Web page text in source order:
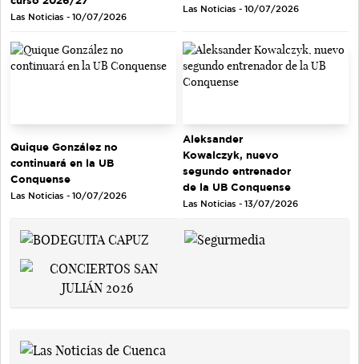
Las Noticias - 10/07/2026
Las Noticias - 10/07/2026
Quique González no
continuará en la UB
Conquense
Las Noticias - 10/07/2026
Aleksander
Kowalczyk, nuevo
segundo entrenador
de la UB Conquense
Las Noticias - 13/07/2026